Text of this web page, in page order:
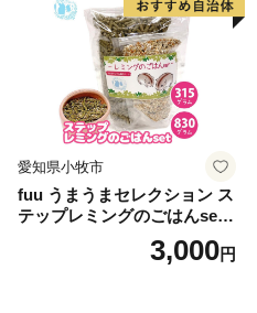
愛知県小牧市
fuu うまうまセレクション ス
テップレミングのごはんset
3,000円